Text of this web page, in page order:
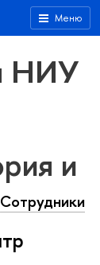
Меню
НИУ
и
Сотрудники